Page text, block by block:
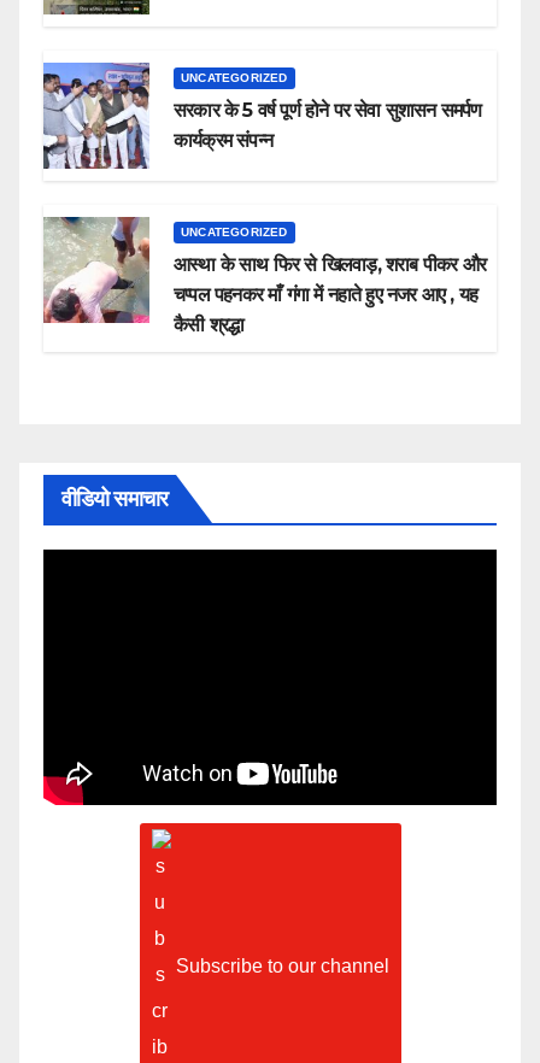
UNCATEGORIZED
सरकार के 5 वर्ष पूर्ण होने पर सेवा सुशासन समर्पण
कार्यक्रम संपन्न
UNCATEGORIZED
आस्था के साथ फिर से खिलवाड़, शराब पीकर और
चप्पल पहनकर माँ गंगा में नहाते हुए नजर आए , यह
कैसी श्रद्धा
वीडियो समाचार
Subscribe to our channel